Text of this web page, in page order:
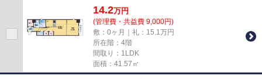
14.2万円
(管理費・共益費 9,000円)
敷：0ヶ月｜礼：15.1万円
所在階：4階
間取り：1LDK
面積：41.57㎡